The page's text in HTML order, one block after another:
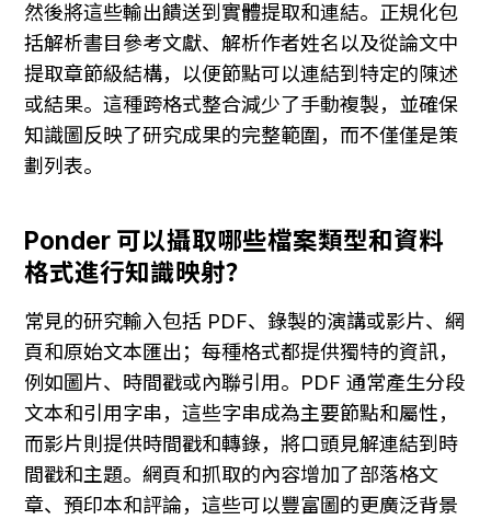
然後將這些輸出饋送到實體提取和連結。正規化包
括解析書目參考文獻、解析作者姓名以及從論文中
提取章節級結構，以便節點可以連結到特定的陳述
或結果。這種跨格式整合減少了手動複製，並確保
知識圖反映了研究成果的完整範圍，而不僅僅是策
劃列表。
Ponder 可以攝取哪些檔案類型和資料
格式進行知識映射？
常見的研究輸入包括 PDF、錄製的演講或影片、網
頁和原始文本匯出；每種格式都提供獨特的資訊，
例如圖片、時間戳或內聯引用。PDF 通常產生分段
文本和引用字串，這些字串成為主要節點和屬性，
而影片則提供時間戳和轉錄，將口頭見解連結到時
間戳和主題。網頁和抓取的內容增加了部落格文
章、預印本和評論，這些可以豐富圖的更廣泛背景